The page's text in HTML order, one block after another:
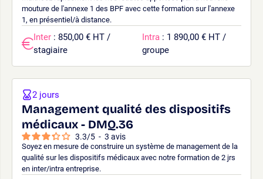
mouture de l'annexe 1 des BPF avec cette formation sur l'annexe
1, en présentiel/à distance.
Inter : 850,00 € HT /
stagiaire
Intra : 1 890,00 € HT /
groupe
Management qualité des dispositifs
médicaux - DMQ.36
3.3/5 - 3 avis
Soyez en mesure de construire un système de management de la
qualité sur les dispositifs médicaux avec notre formation de 2 jrs
en inter/intra entreprise.
2 jours